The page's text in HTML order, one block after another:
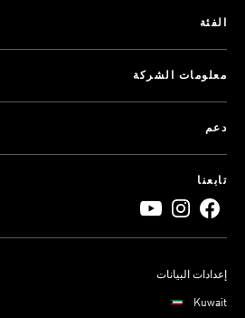
الفئة
معلومات الشركة
دعم
تابعنا
إعدادات البيانات
Kuwait